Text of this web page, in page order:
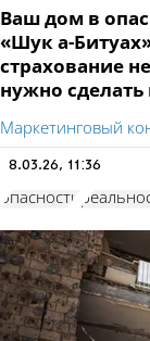
Ваш дом в
«Шук а-
страхование
нужно
Маркетинговый
8.03.26, 11:36
опасности